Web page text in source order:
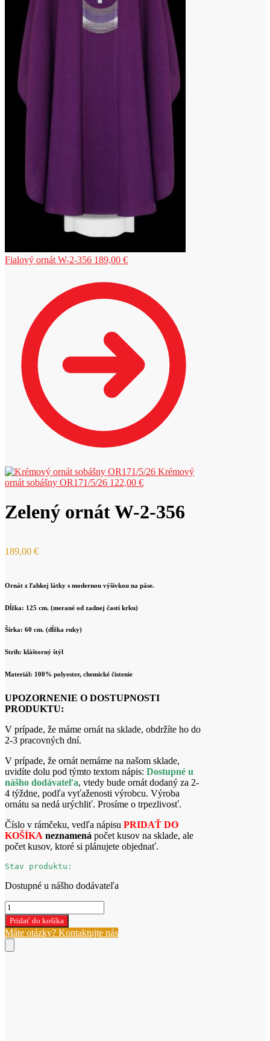
Fialový ornát W-2-356 189,00 €
Krémový
ornát sobášny OR171/5/26 122,00 €
Zelený ornát W-2-356
189,00 €
Ornát z ľahkej látky s modernou výšivkou na páse.
Dĺžka: 125 cm. (merané od zadnej časti krku)
Šírka: 60 cm. (dĺžka ruky)
Strih: kláštorný štýl
Materiál: 100% polyester, chemické čistenie
UPOZORNENIE O DOSTUPNOSTI
PRODUKTU:
V prípade, že máme ornát na sklade, obdržíte ho do
2-3 pracovných dní.
V prípade, že ornát nemáme na našom sklade,
uvidíte dolu pod týmto textom nápis: Dostupné u
nášho dodávateľa, vtedy bude ornát dodaný za 2-
4 týždne, podľa vyťaženosti výrobcu. Výroba
ornátu sa nedá urýchliť. Prosíme o trpezlivosť.
Číslo v rámčeku, vedľa nápisu PRIDAŤ DO
KOŠÍKA neznamená počet kusov na sklade, ale
počet kusov, ktoré si plánujete objednať.
Stav produktu:
Dostupné u nášho dodávateľa
množstvo
Zelený
ornát
W-
2-
Pridať do košíka
Máte otázky? Kontaktujte nás